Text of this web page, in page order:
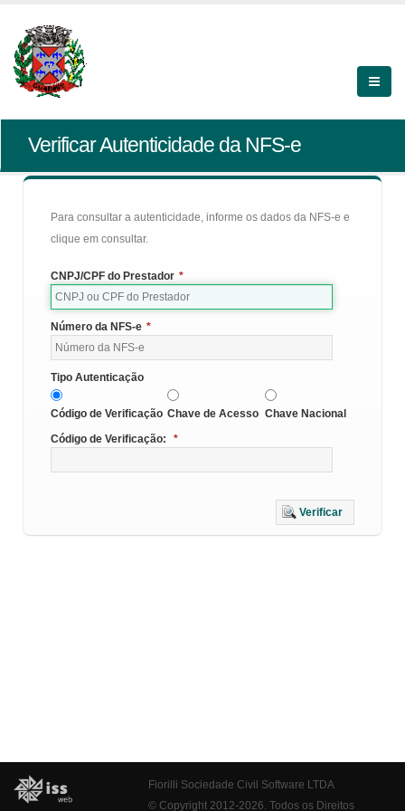
Verificar Autenticidade da NFS-e
Para consultar a autenticidade, informe os dados da NFS-e e
clique em consultar.
CNPJ/CPF do Prestador *
Número da NFS-e *
Tipo Autenticação
Código de Verificação Chave de Acesso Chave Nacional
Código de Verificação:
*
Verificar
Fiorilli Sociedade Civil Software LTDA
© Copyright 2012-2026. Todos os Direitos